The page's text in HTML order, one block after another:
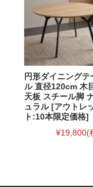
円形ダイニングテ
ル 直径120cm 木
天板 スチール脚
ュラル [アウトレ
ト:10本限定価格]
¥19,800(